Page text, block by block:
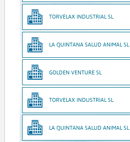
TORVELAX INDUSTRIAL SL
LA QUINTANA SALUD ANIMAL SL
GOLDEN VENTURE SL
TORVELAX INDUSTRIAL SL
LA QUINTANA SALUD ANIMAL SL